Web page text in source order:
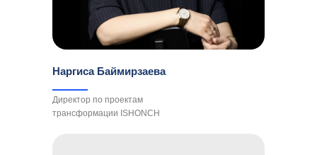
Наргиса Баймирзаева
Директор по проектам
трансформации ISHONCH